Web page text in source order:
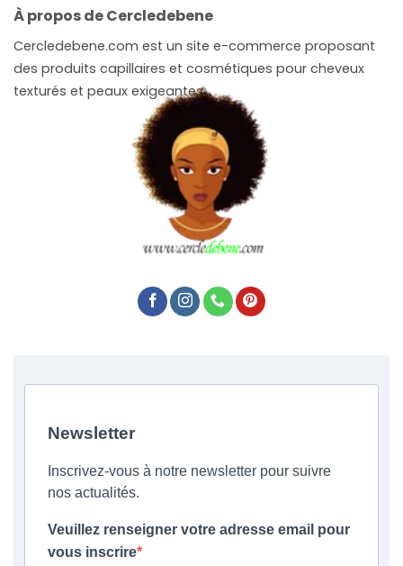
À propos de Cercledebene
Cercledebene.com est un site e-commerce proposant
des produits capillaires et cosmétiques pour cheveux
texturés et peaux exigeantes.
Newsletter
Inscrivez-vous à notre newsletter pour suivre
nos actualités.
Veuillez renseigner votre adresse email pour
vous inscrire